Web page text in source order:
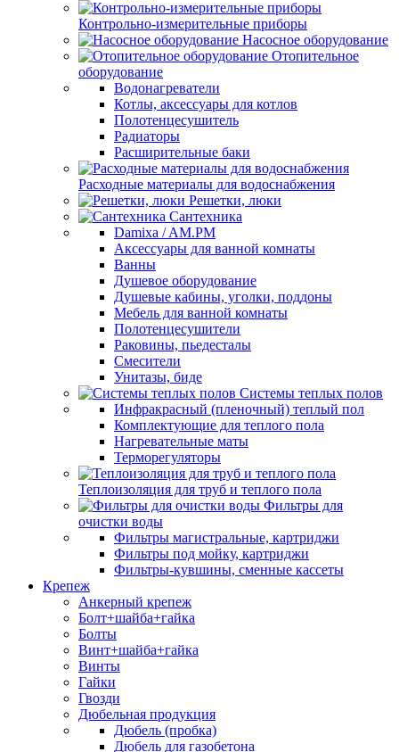
Контрольно-измерительные приборы
Насосное оборудование
Отопительное
оборудование
Водонагреватели
Котлы, аксессуары для котлов
Полотенцесушитель
Радиаторы
Расширительные баки
Расходные материалы для водоснабжения
Решетки, люки
Сантехника
Damixa / AM.PM
Аксессуары для ванной комнаты
Ванны
Душевое оборудование
Душевые кабины, уголки, поддоны
Мебель для ванной комнаты
Полотенцесушители
Раковины, пьедесталы
Смесители
Унитазы, биде
Системы теплых полов
Инфракрасный (пленочный) теплый пол
Комплектующие для теплого пола
Нагревательные маты
Терморегуляторы
Теплоизоляция для труб и теплого пола
Фильтры для
очистки воды
Фильтры магистральные, картриджи
Фильтры под мойку, картриджи
Фильтры-кувшины, сменные кассеты
Крепеж
Анкерный крепеж
Болт+шайба+гайка
Болты
Винт+шайба+гайка
Винты
Гайки
Гвозди
Дюбельная продукция
Дюбель (пробка)
Дюбель для газобетона